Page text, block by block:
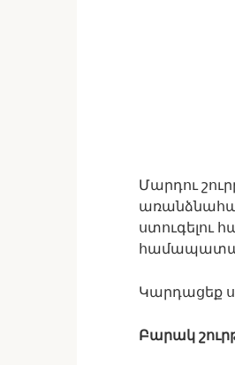
Մարդու
ստուգելու
Կարդացեք
Բարակ